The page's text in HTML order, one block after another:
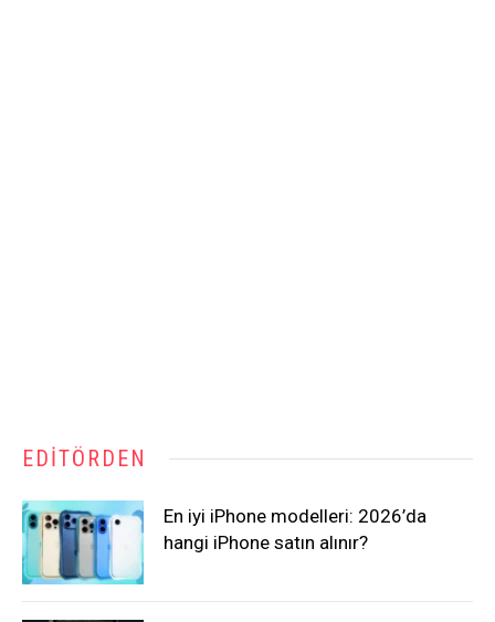
EDITÖRDEN
En iyi iPhone modelleri: 2026’da
hangi iPhone satın alınır?